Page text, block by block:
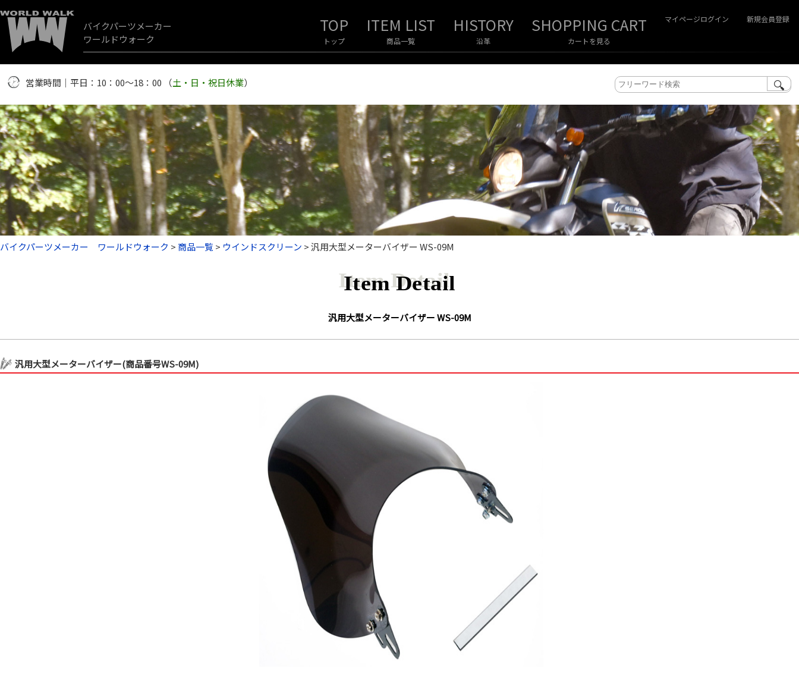
バイクパーツメーカー
ワールドウォーク
トップ 商品一覧 沿革 カートを見る
マイページログイン 新規会員登録
営業時間｜平日：10：00～18：00 （土・日・祝日休業）
バイクパーツメーカー ワールドウォーク > 商品一覧 > ウインドスクリーン >汎用大型メーターバイザー WS-09M
Item Detail
汎用大型メーターバイザー WS-09M
汎用大型メーターバイザー(商品番号WS-09M)